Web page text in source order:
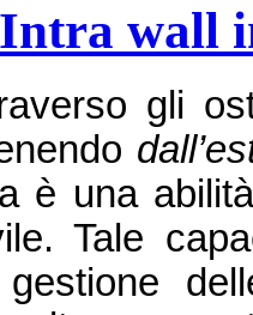
wall
gli
è una
Tale